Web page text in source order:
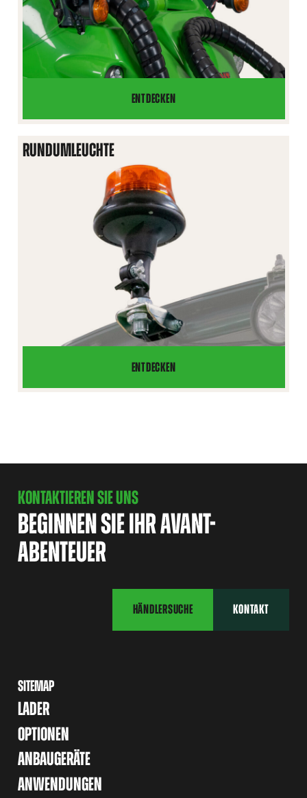
ENTDECKEN
KOMMUNALPAKET
RUNDUMLEUCHTE
ENTDECKEN
RUNDUMLEUCHTE
KONTAKTIEREN SIE UNS
BEGINNEN SIE IHR AVANT-
ABENTEUER
HÄNDLERSUCHE KONTAKT
SITEMAP
LADER
OPTIONEN
ANBAUGERÄTE
ANWENDUNGEN